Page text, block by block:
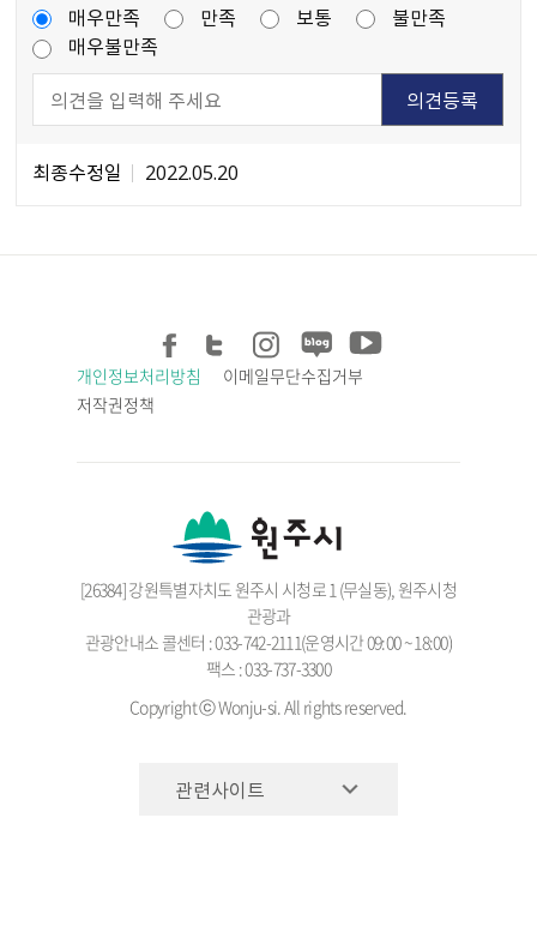
매우만족
만족 보통
불만족
매우불만족
최종수정일 2022.05.20
개인정보처리방침
이메일무단수집거부
저작권정책
[26384] 강원특별자치도 원주시 시청로 1 (무실동), 원주시청
관광과
관광안내소 콜센터 : 033-742-2111(운영시간 09:00 ~ 18:00)
팩스 : 033-737-3300
Copyright ⓒ Wonju-si. All rights reserved.
관련사이트